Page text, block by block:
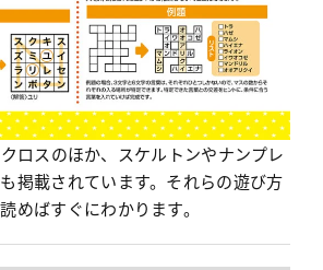
ロスのほか、スケルトンやナンプレ
掲載されています。それらの遊び方
めばすぐにわかります。